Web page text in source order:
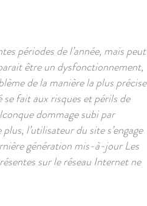
périodes de l’année, mais peut
être un dysfonctionnement,
de la manière la plus précise
fait aux risques et périls de
dommage subi par
l’utilisateur du site s’engage
génération mis-à-jour Les
sur le réseau Internet ne